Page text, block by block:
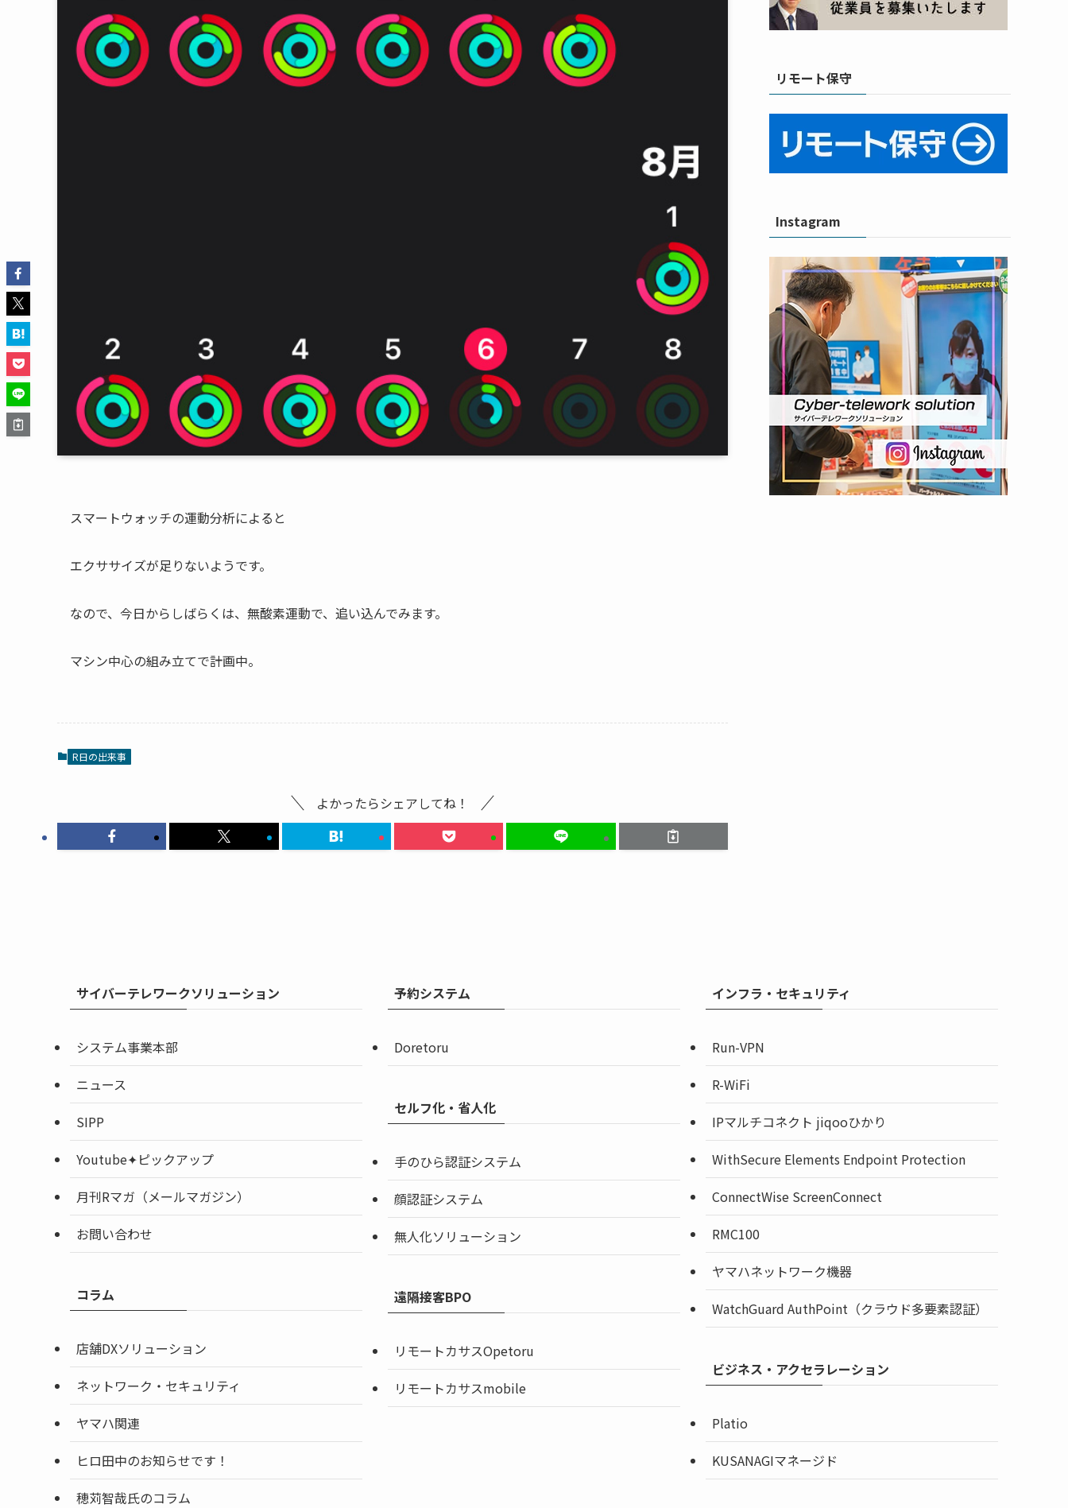
スマートウォッチの運動分析によると
エクササイズが足りないようです。
なので、今日からしばらくは、無酸素運動で、追い込んでみます。
マシン中心の組み立てで計画中。
R日の出来事
よかったらシェアしてね！
リモート保守
Instagram
サイバーテレワークソリューション
システム事業本部
ニュース
SIPP
Youtube✦ピックアップ
月刊Rマガ（メールマガジン）
お問い合わせ
コラム
店舗DXソリューション
ネットワーク・セキュリティ
ヤマハ関連
ヒロ田中のお知らせです！
穂苅智哉氏のコラム
予約システム
Doretoru
セルフ化・省人化
手のひら認証システム
顔認証システム
無人化ソリューション
遠隔接客BPO
リモートカサスOpetoru
リモートカサスmobile
インフラ・セキュリティ
Run-VPN
R-WiFi
IPマルチコネクト jiqooひかり
WithSecure Elements Endpoint Protection
ConnectWise ScreenConnect
RMC100
ヤマハネットワーク機器
WatchGuard AuthPoint（クラウド多要素認証）
ビジネス・アクセラレーション
Platio
KUSANAGIマネージド